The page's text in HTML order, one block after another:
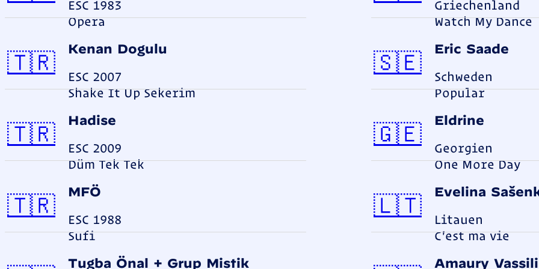
ESC 1983
Opera
Kenan Dogulu
ESC 2007
Shake It Up Sekerim
🇹🇷Türkei
Hadise
ESC 2009
Düm Tek Tek
🇹🇷Türkei
MFÖ
ESC 1988
Sufi
🇹🇷Türkei
Tugba Önal + Grup Mistik
Griechenland
Watch My Dance
Eric Saade
Schweden
Popular
🇸🇪
Eldrine
Georgien
One More Day
🇬🇪Georgien
Evelina
Litauen
C'est ma vie
🇱🇹Litauen
Amaury Vassili